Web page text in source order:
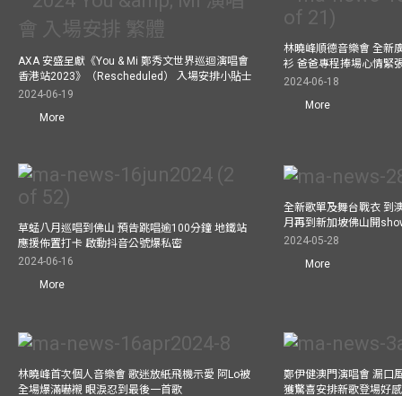
AXA 安盛呈獻《You & Mi 鄭秀文世界巡迴演唱會
香港站2023》（Rescheduled） 入場安排小貼士
2024-06-19
More
林曉峰順德音樂會 全新
衫 爸爸專程捧場心情緊
2024-06-18
More
草蜢八月巡唱到佛山 預告跳唱逾100分鐘 地鐵站
應援佈置打卡 啟動抖音公號爆私密
2024-06-16
More
全新歌單及舞台戰衣 到
月再到新加坡佛山開
2024-05-28
More
林曉峰首次個人音樂會 歌迷放紙飛機示愛 阿Lo被
全場爆滿嚇襯 眼淚忍到最後一首歌
鄭伊健澳門演唱會 漏口
獲驚喜安排新歌登場好